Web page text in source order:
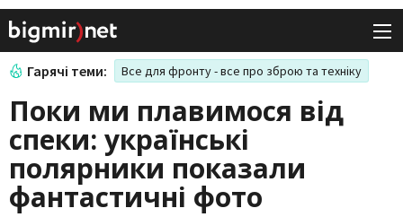
Гарячі теми: Все для фронту - все про зброю та техніку
Поки ми плавимося від
спеки: українські
полярники показали
фантастичні фото